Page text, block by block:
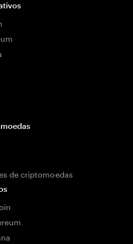
de criptomoedas